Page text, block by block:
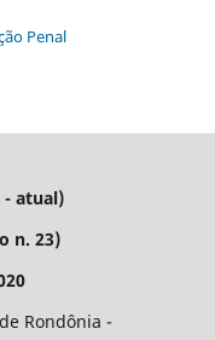
Penal
- atual)
n. 23)
Rondônia -